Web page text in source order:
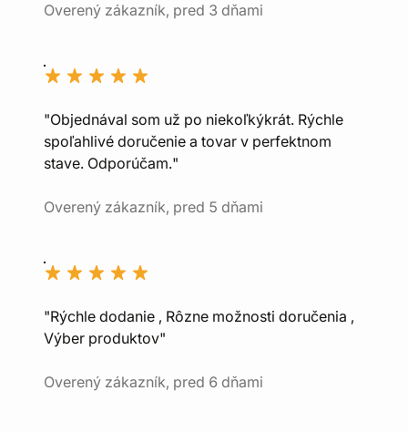
Overený zákazník, pred 3 dňami
"Objednával som už po niekoľkýkrát. Rýchle
spoľahlivé doručenie a tovar v perfektnom
stave. Odporúčam."
Overený zákazník, pred 5 dňami
"Rýchle dodanie , Rôzne možnosti doručenia ,
Výber produktov"
Overený zákazník, pred 6 dňami